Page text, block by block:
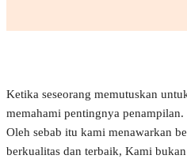
Ketika seseorang memutuskan
memahami pentingnya penampilan.
Oleh sebab itu kami menawarkan
berkualitas dan terbaik, Kami